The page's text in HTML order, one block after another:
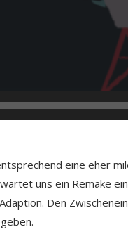
eine eher
uns ein Remake
Den